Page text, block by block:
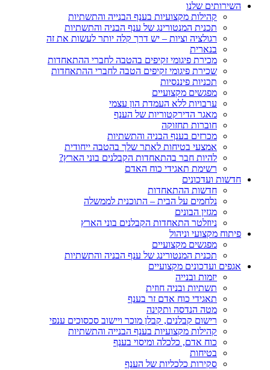
השירותים שלנו
קהילות מקצועיות בענף הבנייה והתשתיות
תכנית המנטורינג של ענף הבניה והתשתיות
רגולציה וציות – יש דרך קלה יותר לעשות את זה
בנארית
מכירת פיגומי זקיפים בהטבה לחברי ההתאחדות
שכירת פיגומי זקיפים הטבה לחברי ההתאחדות
תכניות פיננסיות
מפגשים מקצועיים
ערבויות ללא העמדת הון עצמי
מאגר הדירקטוריות של הענף
חוברות תחזוקה
מכרזים בענף הבניה והתשתיות
אמצעי בטיחות לאתר שלך בהטבה ייחודית
להיות חבר בהתאחדות הקבלנים בוני הארץ?
רשימת תאגידי כוח האדם
חדשות ועדכונים
חדשות ההתאחדות
נלחמים על הבית – התוכנית לממשלה
מגזין הבונים
ניוזלטר התאחדות הקבלנים בוני הארץ
פיתוח מקצועי וניהול
מפגשים מקצועיים
תכנית המנטורינג של ענף הבניה והתשתיות
אגפים ועדכונים מקצועיים
יזמות ובנייה
תשתיות ובניה חוזית
תאגידי כוח אדם זר בענף
מטה הנדסה ותקינה
רישום קבלנים, קבלן מוכר ויישוב סכסוכים ענפי
קהילות מקצועיות בענף הבנייה והתשתיות
כוח אדם, כלכלה ומיסוי בענף
בטיחות
סקירות כלכליות של הענף